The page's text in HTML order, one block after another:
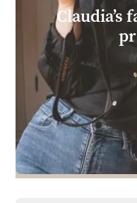
Claudia’s